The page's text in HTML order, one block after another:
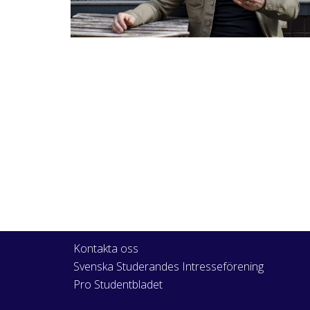
Kontakta oss
Svenska Studerandes Intresseförening
Pro Studentbladet